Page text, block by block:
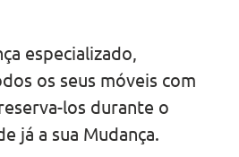
especializado,
os seus móveis com
los durante o
já a sua Mudança.